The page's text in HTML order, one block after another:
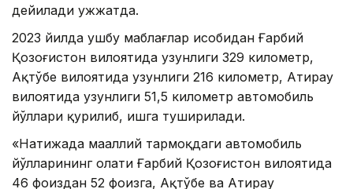
дейилади ҳужжатда.
2023 йилда ушбу маблағлар ҳисобидан Ғарбий
Қозоғистон вилоятида узунлиги 329 километр,
Ақтўбе вилоятида узунлиги 216 километр, Атирау
вилоятида узунлиги 51,5 километр автомобиль
йўллари қурилиб, ишга туширилади.
«Натижада маҳаллий тармоқдаги автомобиль
йўлларининг ҳолати Ғарбий Қозоғистон вилоятида
46 фоиздан 52 фоизга, Ақтўбе ва Атирау